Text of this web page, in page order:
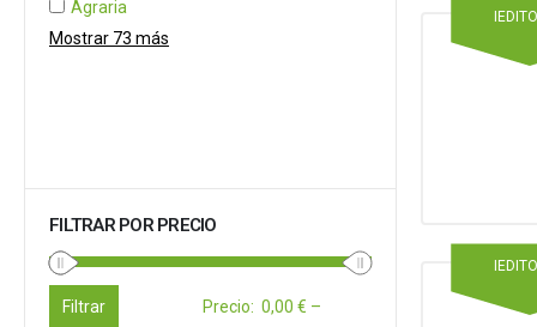
Agraria
Mostrar 73 más
FILTRAR POR PRECIO
Filtrar Precio: 0,00 € –